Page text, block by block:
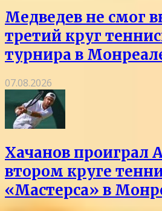
Медведев не смог
третий круг
турнира в
07.08.2026
Хачанов проиграл
втором круге
«Мастерса» в